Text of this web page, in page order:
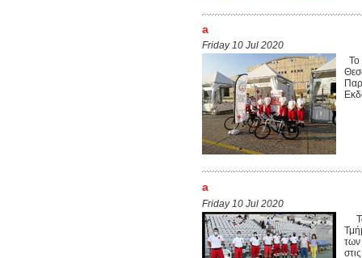
a
Friday 10 Jul 2020
Το
a
Friday 10 Jul 2020
των